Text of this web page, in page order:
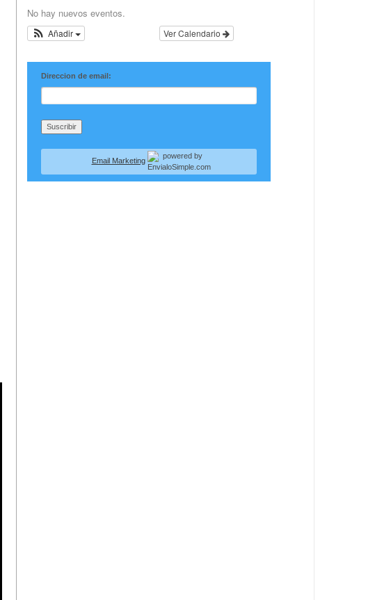
No hay nuevos eventos.
Ver Calendario
Añadir
Direccion de email:
Email Marketing